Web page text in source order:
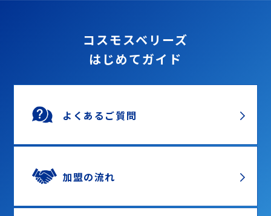
コスモスベリーズ
はじめてガイド
よくあるご質問
加盟の流れ